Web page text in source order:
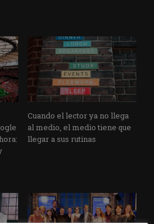
Cuando el lector ya no llega
al medio, el medio tiene que
llegar a sus rutinas